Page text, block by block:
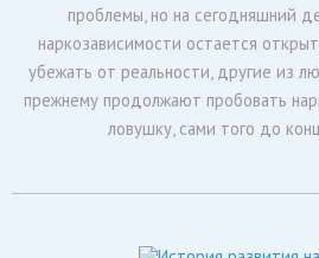
проблемы, но на сегодняшний
наркозависимости остается
убежать от реальности, другие из
прежнему продолжают пробовать
ловушку, сами того до